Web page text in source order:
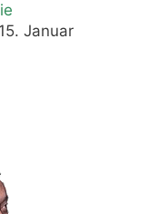
15. Januar